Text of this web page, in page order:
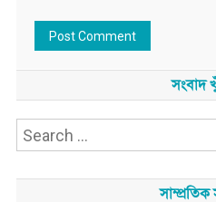
সংবাদ
সাম্প্রতিক